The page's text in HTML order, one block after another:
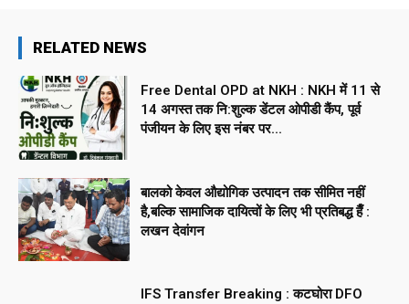
RELATED NEWS
Free Dental OPD at NKH : NKH में 11 से
14 अगस्त तक नि:शुल्क डेंटल ओपीडी कैंप, पूर्व
पंजीयन के लिए इस नंबर पर...
बालको केवल औद्योगिक उत्पादन तक सीमित नहीं
है,बल्कि सामाजिक दायित्वों के लिए भी प्रतिबद्ध हैँ :
लखन देवांगन
IFS Transfer Breaking : कटघोरा DFO